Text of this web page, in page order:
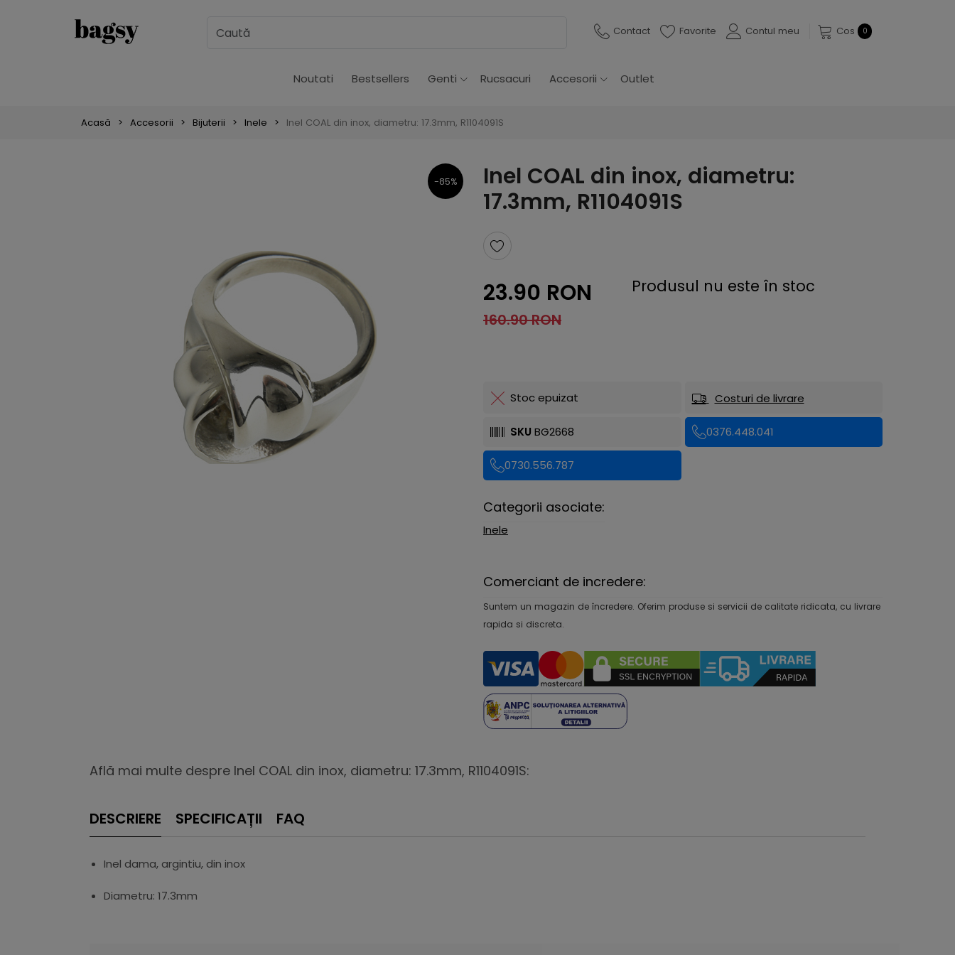
Contact Favorite Contul meu Cos 0
Noutati Bestsellers Genti Rucsacuri Accesorii Outlet
Acasă Accesorii Bijuterii Inele Inel COAL din inox, diametru: 17.3mm, R1104091S
-85%
Inel COAL din inox, diametru:
17.3mm, R1104091S
23.90 RON
160.90 RON
Produsul nu este în stoc
Stoc epuizat Costuri de livrare
SKU BG2668 0376.448.041
0730.556.787
Categorii asociate:
Inele
Comerciant de incredere:
Suntem un magazin de încredere. Oferim produse si servicii de calitate ridicata, cu livrare
rapida si discreta.
Află mai multe despre Inel COAL din inox, diametru: 17.3mm, R1104091S:
DESCRIERE SPECIFICAȚII FAQ
Inel dama, argintiu, din inox
Diametru: 17.3mm